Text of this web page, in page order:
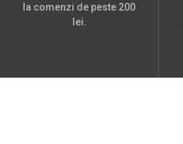
la comenzi de peste 200
lei.